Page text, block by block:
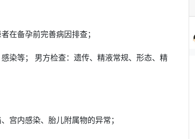
在备孕前完善病因排查；
染等； 男方检查：遗传、精液常规、形态、精
宫内感染、胎儿附属物的异常；